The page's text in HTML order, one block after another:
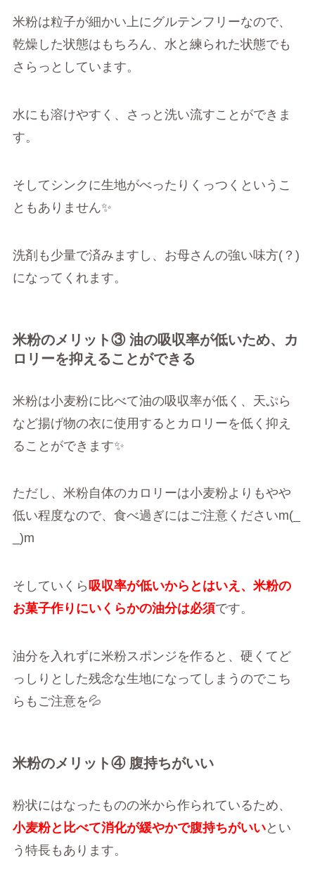
米粉は粒子が細かい上にグルテンフリーなので、
乾燥した状態はもちろん、水と練られた状態でも
さらっとしています。
水にも溶けやすく、さっと洗い流すことができま
す。
そしてシンクに生地がべったりくっつくというこ
ともありません✨
洗剤も少量で済みますし、お母さんの強い味方(？)
になってくれます。
米粉のメリット③ 油の吸収率が低いため、カ
ロリーを抑えることができる
米粉は小麦粉に比べて油の吸収率が低く、天ぷら
など揚げ物の衣に使用するとカロリーを低く抑え
ることができます✨
ただし、米粉自体のカロリーは小麦粉よりもやや
低い程度なので、食べ過ぎにはご注意くださいm(_
_)m
そしていくら吸収率が低いからとはいえ、米粉の
お菓子作りにいくらかの油分は必須です。
油分を入れずに米粉スポンジを作ると、硬くてど
っしりとした残念な生地になってしまうのでこち
らもご注意を💦
米粉のメリット④ 腹持ちがいい
粉状にはなったものの米から作られているため、
小麦粉と比べて消化が緩やかで腹持ちがいいとい
う特長もあります。